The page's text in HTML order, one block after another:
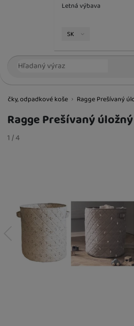
Letná výbava
Jazyková
SK
Vyhľadávanie
odpadkové koše Ragge Prešívaný
Ragge Prešívaný
Fotografie
predchádzajúci
slide
1 /z
4